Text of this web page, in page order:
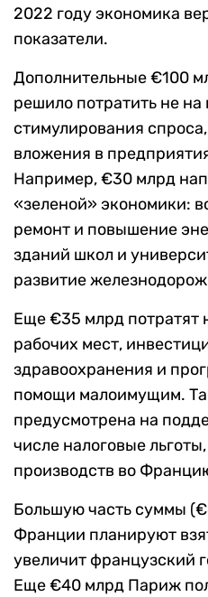
2022 году экономика
показатели.
Дополнительные €100
решило потратить не
стимулирования
вложения в
Например, €30 млрд
«зеленой» экономики:
ремонт и повышение
зданий школ и
развитие
Еще €35 млрд потратят
рабочих мест,
здравоохранения и
помощи малоимущим.
предусмотрена на
числе налоговые
производств во
Большую часть суммы
Франции планируют
увеличит французский
Еще €40 млрд Париж